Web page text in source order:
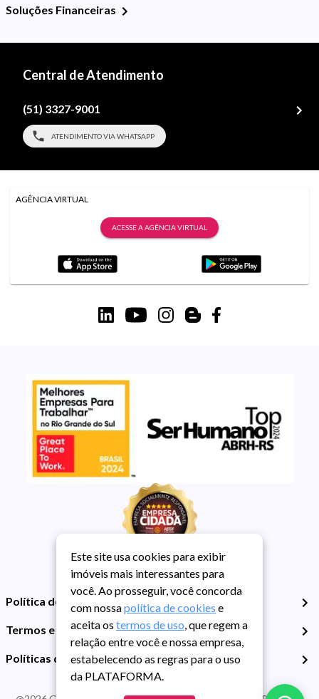
Soluções Financeiras
Central de Atendimento
(51) 3327-9001
ATENDIMENTO VIA WHATSAPP
AGÊNCIA VIRTUAL
ACESSE A AGÊNCIA VIRTUAL
Política de Privacidade
Termos e Condições de Uso
Políticas de Cookies
Este site usa cookies para exibir
imóveis mais interessantes para
você. Ao prosseguir, você concorda
com nossapolítica de cookies e
aceita os termos de uso, que regem a
relação entre você e nossa empresa,
estabelecendo as regras para o uso
da PLATAFORMA.